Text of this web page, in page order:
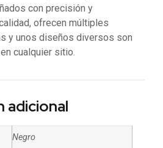
con precisión y
ofrecen múltiples
y unos diseños diversos son
cualquier sitio.
adicional
Negro